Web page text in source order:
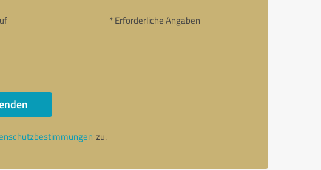
* Erforderliche Angaben
zu.